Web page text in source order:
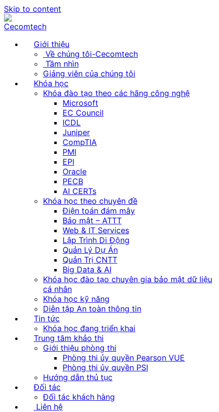
Skip to content
Giới thiệu
Về chúng tôi-Cecomtech
Tầm nhìn
Giảng viên của chúng tôi
Khóa học
Khóa đào tạo theo các hãng công nghệ
Microsoft
EC Council
ICDL
Juniper
CompTIA
PMI
EPI
Oracle
PECB
AI CERTs
Khóa học theo chuyên đề
Điện toán đám mây
Bảo mật – ATTT
Web & IT Services
Lập Trình Di Động
Quản Lý Dự Án
Quản Trị CNTT
Big Data & AI
Khóa học đào tạo chuyên gia bảo mật dữ liệu
cá nhân
Khóa học kỹ năng
Diễn tập An toàn thông tin
Tin tức
Khóa học đang triển khai
Trung tâm khảo thi
Giới thiệu phòng thi
Phòng thi ủy quyền Pearson VUE
Phòng thi ủy quyền PSI
Hướng dẫn thủ tục
Đối tác
Đối tác khách hàng
Liên hệ